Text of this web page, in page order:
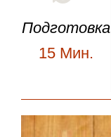
Подготовка
15 Мин.